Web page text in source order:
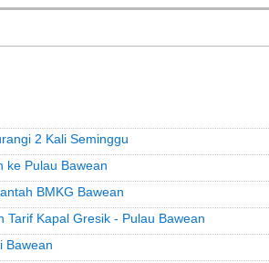
2 Kali Seminggu
ke Pulau Bawean
BMKG Bawean
Kapal Gresik - Pulau Bawean
Bawean